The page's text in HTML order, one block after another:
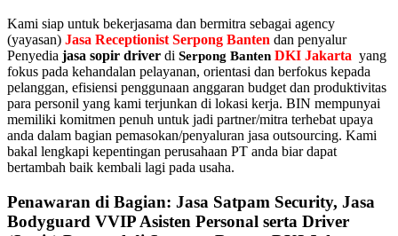
Kami siap untuk bekerjasama dan bermitra sebagai agency
(yayasan) Jasa Receptionist Serpong Banten dan penyalur
Penyedia jasa sopir driver di Serpong Banten DKI Jakarta yang
fokus pada kehandalan pelayanan, orientasi dan berfokus kepada
pelanggan, efisiensi penggunaan anggaran budget dan produktivitas
para personil yang kami terjunkan di lokasi kerja. BIN mempunyai
memiliki komitmen penuh untuk jadi partner/mitra terhebat upaya
anda dalam bagian pemasokan/penyaluran jasa outsourcing. Kami
bakal lengkapi kepentingan perusahaan PT anda biar dapat
bertambah baik kembali lagi pada usaha.
Penawaran di Bagian: Jasa Satpam Security, Jasa
Bodyguard VVIP Asisten Personal serta Driver